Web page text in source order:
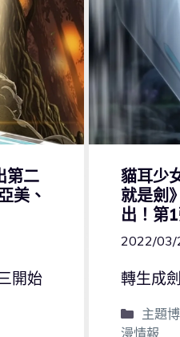
第二
美、
開始
貓耳少
就是劍
出！第
2022/03/
轉生成
主題
漫情報